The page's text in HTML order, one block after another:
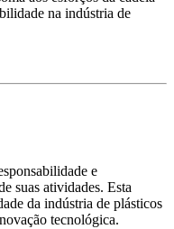
na indústria de
e
suas atividades. Esta
da indústria de plásticos
tecnológica.